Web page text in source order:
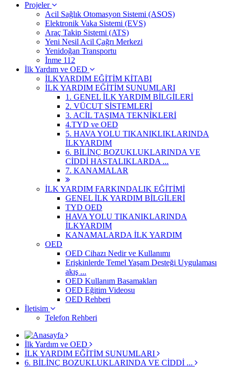
Projeler
Acil Sağlık Otomasyon Sistemi (ASOS)
Elektronik Vaka Sistemi (EVS)
Araç Takip Sistemi (ATS)
Yeni Nesil Acil Çağrı Merkezi
Yenidoğan Transportu
İnme 112
İlk Yardım ve OED
İLKYARDIM EĞİTİM KİTABI
İLK YARDIM EĞİTİM SUNUMLARI
1. GENEL İLK YARDIM BİLGİLERİ
2. VÜCUT SİSTEMLERİ
3. ACİL TAŞIMA TEKNİKLERİ
4.TYD ve OED
5. HAVA YOLU TIKANIKLIKLARINDA
İLKYARDIM
6. BİLİNÇ BOZUKLUKLARINDA VE
CİDDİ HASTALIKLARDA ...
7. KANAMALAR
İLK YARDIM FARKINDALIK EĞİTİMİ
GENEL İLK YARDIM BİLGİLERİ
TYD OED
HAVA YOLU TIKANIKLARINDA
İLKYARDIM
KANAMALARDA İLK YARDIM
OED
OED Cihazı Nedir ve Kullanımı
Erişkinlerde Temel Yaşam Desteği Uygulaması
akış ...
OED Kullanım Basamakları
OED Eğitim Videosu
OED Rehberi
İletisim
Telefon Rehberi
İlk Yardım ve OED
İLK YARDIM EĞİTİM SUNUMLARI
6. BİLİNÇ BOZUKLUKLARINDA VE CİDDİ ...